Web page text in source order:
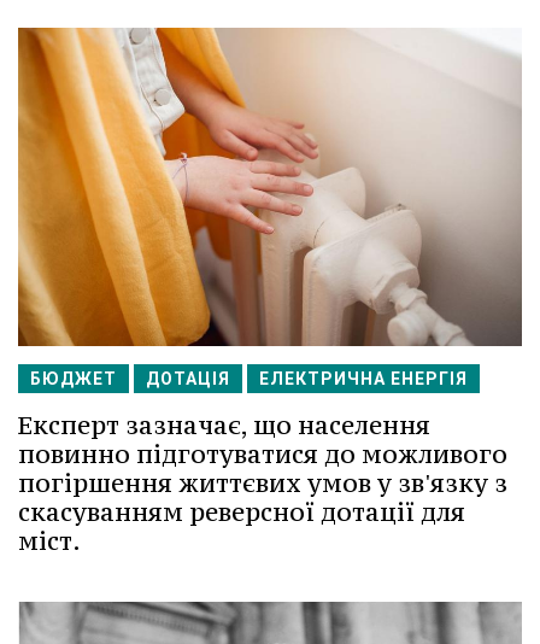
БЮДЖЕТ ДОТАЦІЯ ЕЛЕКТРИЧНА ЕНЕРГІЯ
Експерт зазначає, що населення
повинно підготуватися до можливого
погіршення життєвих умов у зв'язку з
скасуванням реверсної дотації для
міст.